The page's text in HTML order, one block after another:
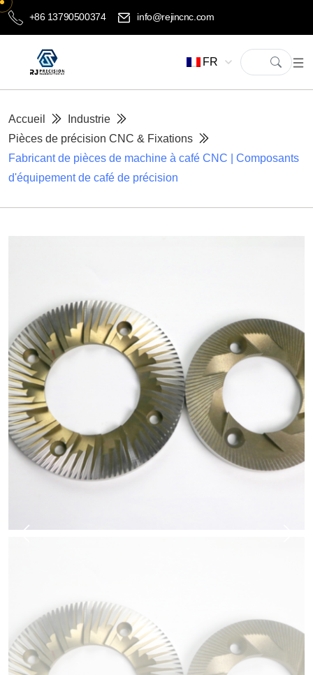
+86 13790500374 info@rejincnc.com
FR
Accueil
Industrie
Pièces de précision CNC & Fixations
Fabricant de pièces de machine à café CNC | Composants
d'équipement de café de précision